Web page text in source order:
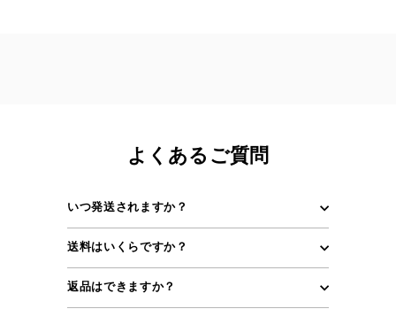
よくあるご質問
いつ発送されますか？
送料はいくらですか？
返品はできますか？